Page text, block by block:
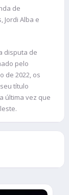
de
Jordi Alba e
disputa de
pelo
de 2022, os
título
última vez que